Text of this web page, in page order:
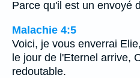
Parce qu'il est un envoyé
Malachie 4:5
Voici, je vous enverrai
le jour de l'Eternel arrive,
redoutable.